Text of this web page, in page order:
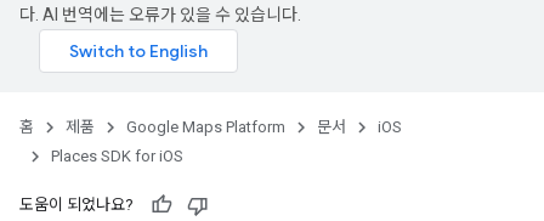
다. AI 번역에는 오류가 있을 수 있습니다.
홈 제품 Google Maps Platform 문서
iOS
Places SDK for iOS
도움이 되었나요?